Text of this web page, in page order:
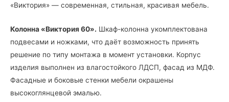
«Виктория» — современная, стильная, красивая мебель.
Колонна «Виктория 60». Шкаф-колонна укомплектована
подвесами и ножками, что даёт возможность принять
решение по типу монтажа в момент установки. Корпус
изделия выполнен из влагостойкого ЛДСП, фасад из МДФ.
Фасадные и боковые стенки мебели окрашены
высокоглянцевой эмалью.